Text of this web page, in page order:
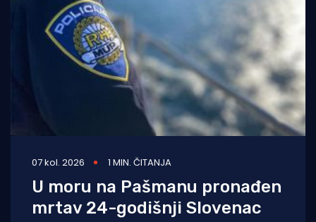
07 kol. 2026 1 MIN. ČITANJA
U moru na Pašmanu pronađen
mrtav 24-godišnji Slovenac